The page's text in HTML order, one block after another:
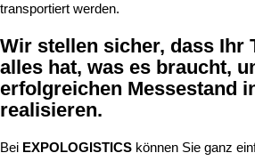
transportiert werden.
Wir stellen sicher, dass Ihr
alles hat, was es braucht,
erfolgreichen Messestand
realisieren.
Bei EXPOLOGISTICS können Sie ganz